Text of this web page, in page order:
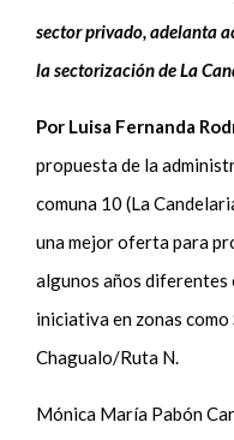
sector privado, adelanta
la sectorización de La
Por Luisa Fernanda
propuesta de la
comuna 10 (La
una mejor oferta para
algunos años diferentes
iniciativa en zonas
Chagualo/Ruta N.
Mónica María Pabón